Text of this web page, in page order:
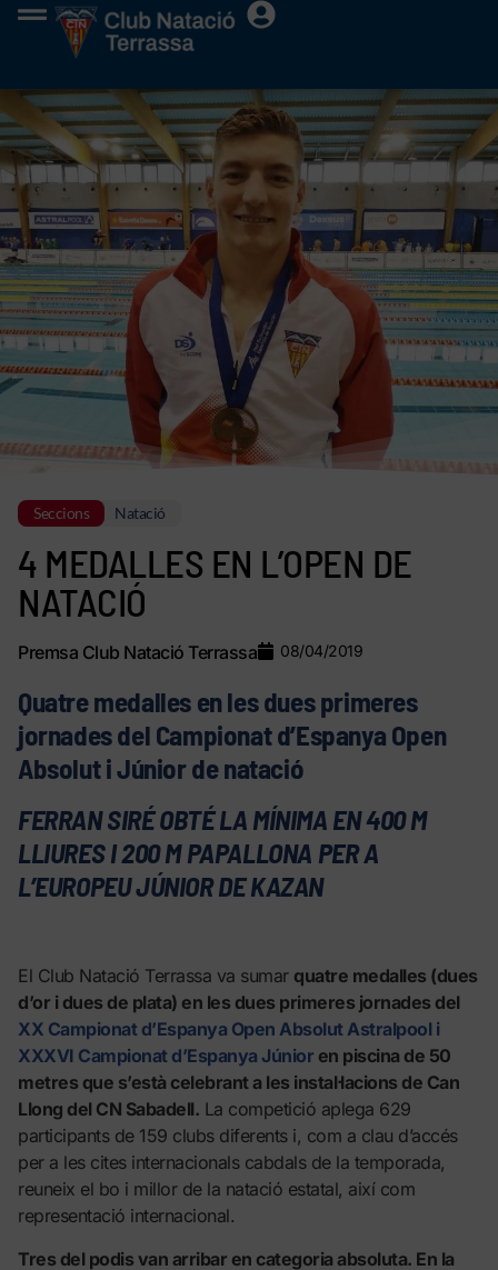
Seccions Natació
4 MEDALLES EN L’OPEN DE
NATACIÓ
Premsa Club Natació Terrassa 08/04/2019
Quatre medalles en les dues primeres
jornades del Campionat d’Espanya Open
Absolut i Júnior de natació
FERRAN SIRÉ OBTÉ LA MÍNIMA EN 400 M
LLIURES I 200 M PAPALLONA PER A
L’EUROPEU JÚNIOR DE KAZAN
El Club Natació Terrassa va sumar quatre medalles (dues
d’or i dues de plata) en les dues primeres jornades del
XX Campionat d’Espanya Open Absolut Astralpool i
XXXVI Campionat d’Espanya Júnior en piscina de 50
metres que s’està celebrant a les instal·lacions de Can
Llong del CN Sabadell. La competició aplega 629
participants de 159 clubs diferents i, com a clau d’accés
per a les cites internacionals cabdals de la temporada,
reuneix el bo i millor de la natació estatal, així com
representació internacional.
Tres del podis van arribar en categoria absoluta. En la